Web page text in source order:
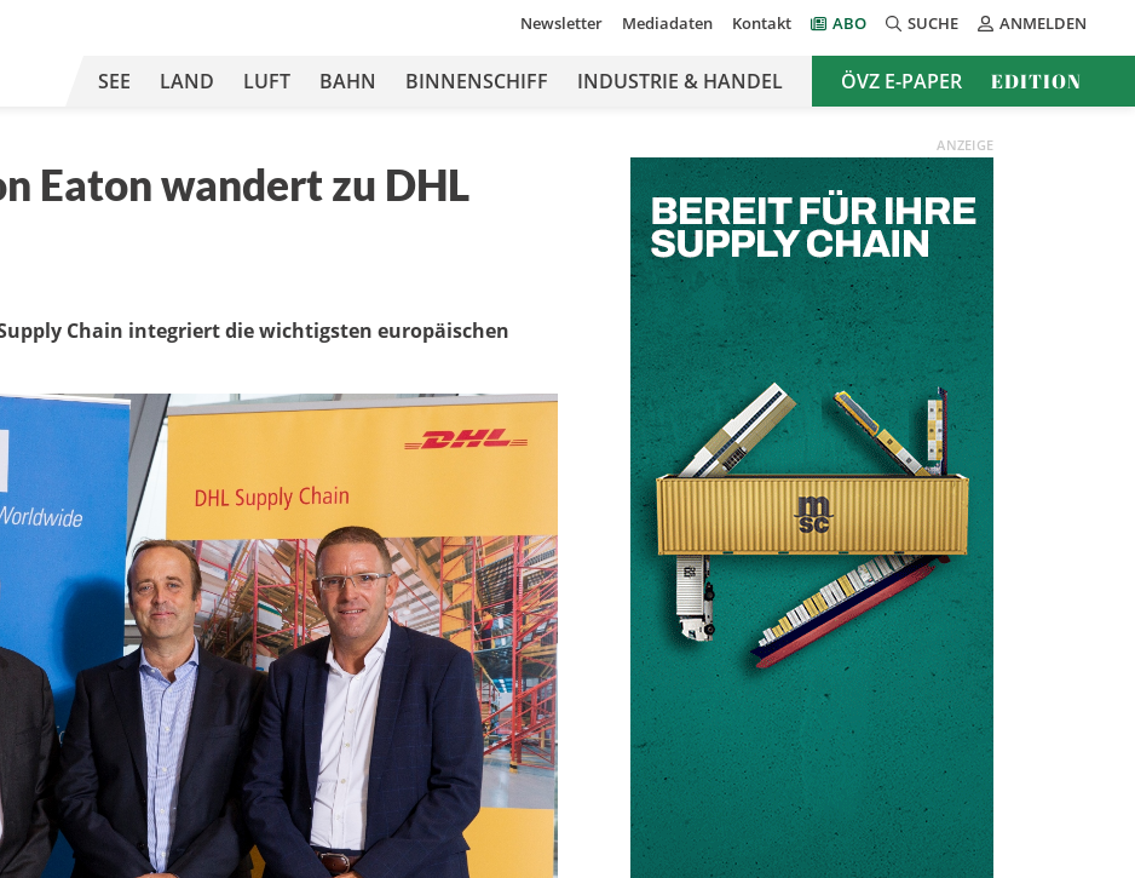
Newsletter Mediadaten Kontakt ABO SUCHE ANMELDEN
SEE LAND LUFT BAHN BINNENSCHIFF INDUSTRIE & HANDEL ÖVZ E-PAPER EDITION
Eaton wandert zu DHL
Chain integriert die wichtigsten europäischen
ANZEIGE